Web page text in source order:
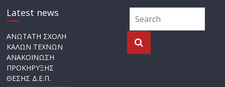
Latest news
ΑΝΩΤΑΤΗ ΣΧΟΛΗ
ΚΑΛΩΝ ΤΕΧΝΩΝ
ΑΝΑΚΟΙΝΩΣΗ
ΠΡΟΚΗΡΥΞΗΣ
ΘΕΣΗΣ Δ.Ε.Π.